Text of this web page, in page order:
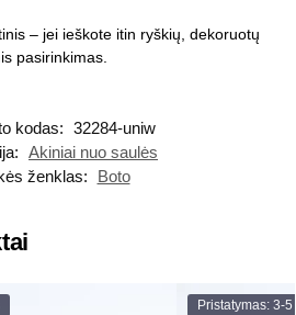
– jei ieškote itin ryškių, dekoruotų
pasirinkimas.
kodas: 32284-uniw
Akiniai nuo saulės
ženklas:
Boto
Pristatymas: 3-